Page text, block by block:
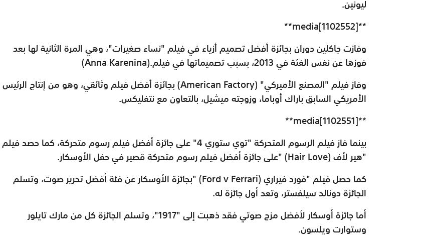
ليونين.
**media[1102552]**
وفازت جاكلين دوران بجائزة أفضل تصميم أزياء في فيلم "نساء صغيرات"، وهي المرة الثانية لها بعد
فوزها عن نفس الفئة في 2013، بسبب تصميماتها في فيلم
(Anna Karenina).
وفاز فيلم "المصنع الأميركي" (American Factory) بجائزة أفضل فيلم وثائقي، وهو من إنتاج الرئيس
الأمريكي السابق باراك أوباما، وزوجته ميشيل، بالتعاون مع نتفليكس.
**media[1102551]**
بينما فاز فيلم الرسوم المتحركة "توي ستوري 4" على جائزة أفضل فيلم رسوم متحركة، كما حصد فيلم
"هير لأف" (Hair Love)على جائزة أفضل فيلم رسوم متحركة قصير في حفل الأوسكار.
كما حصل فيلم "فورد فيراري" (Ford v Ferrari)بجائزة الأوسكار عن فئة أفضل تحرير صوت، وتسلم
الجائزة دونالد سيلفستر، وتعد أول جائزة له.
أما جائزة أوسكار لأفضل مزج صوتي فقد ذهبت إلى "1917"، وتسلم الجائزة كل من مارك تايلور
وستوارت ويلسون.